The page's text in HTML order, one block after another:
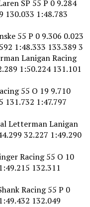
SP 55 P 0 9.284
130.033 1:48.783
55 P 0 9.306 0.023
1:48.333 133.389 3
Lanigan Racing
1:50.224 131.101
55 O 19 9.710
131.732 1:47.797
Letterman Lanigan
32.227 1:49.290
Racing 55 O 10
132.311
Racing 55 P 0
132.049